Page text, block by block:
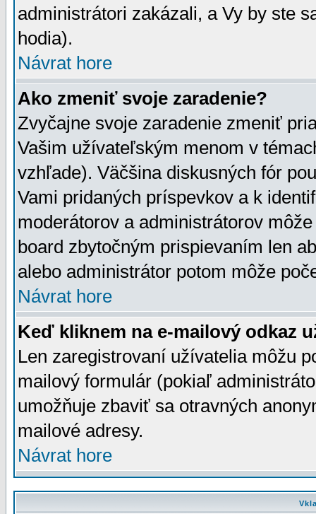
administrátori zakázali, a Vy by ste
hodia).
Návrat hore
Ako zmeniť svoje zaradenie?
Zvyčajne svoje zaradenie zmeniť
Vašim užívateľským menom v
vzhľade). Väčšina diskusných fór
Vami pridaných príspevkov a k
moderátorov a administrátorov
board zbytočným prispievaním len
alebo administrátor potom môže
Návrat hore
Keď kliknem na e-mailový odkaz
Len zaregistrovaní užívatelia môžu
mailový formulár (pokiaľ
umožňuje zbaviť sa otravných
mailové adresy.
Návrat hore